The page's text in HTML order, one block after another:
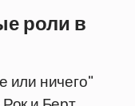
роли в
или ничего"